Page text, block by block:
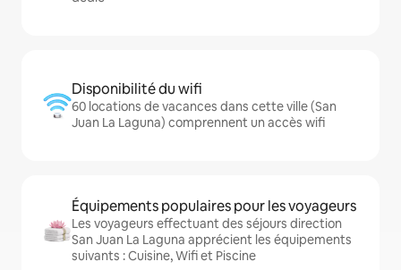
Disponibilité du wifi
60 locations de vacances dans cette ville (San
Juan La Laguna) comprennent un accès wifi
Équipements populaires pour les voyageurs
Les voyageurs effectuant des séjours direction
San Juan La Laguna apprécient les équipements
suivants : Cuisine, Wifi et Piscine